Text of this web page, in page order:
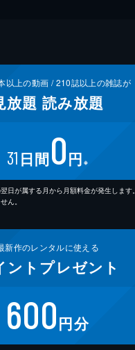
以上の動画 /210誌以上の雑誌が
放題 読み放題
31 日間0円 ※
日が属する月から月額料金が発生します。
ん。
新作のレンタルに使える
ント プレゼント
600円分